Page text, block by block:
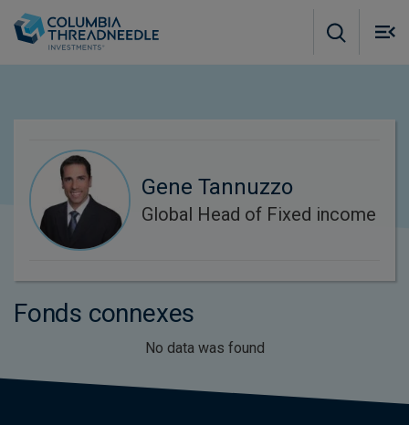
Gene Tannuzzo
Global Head of Fixed income
Fonds connexes
No data was found